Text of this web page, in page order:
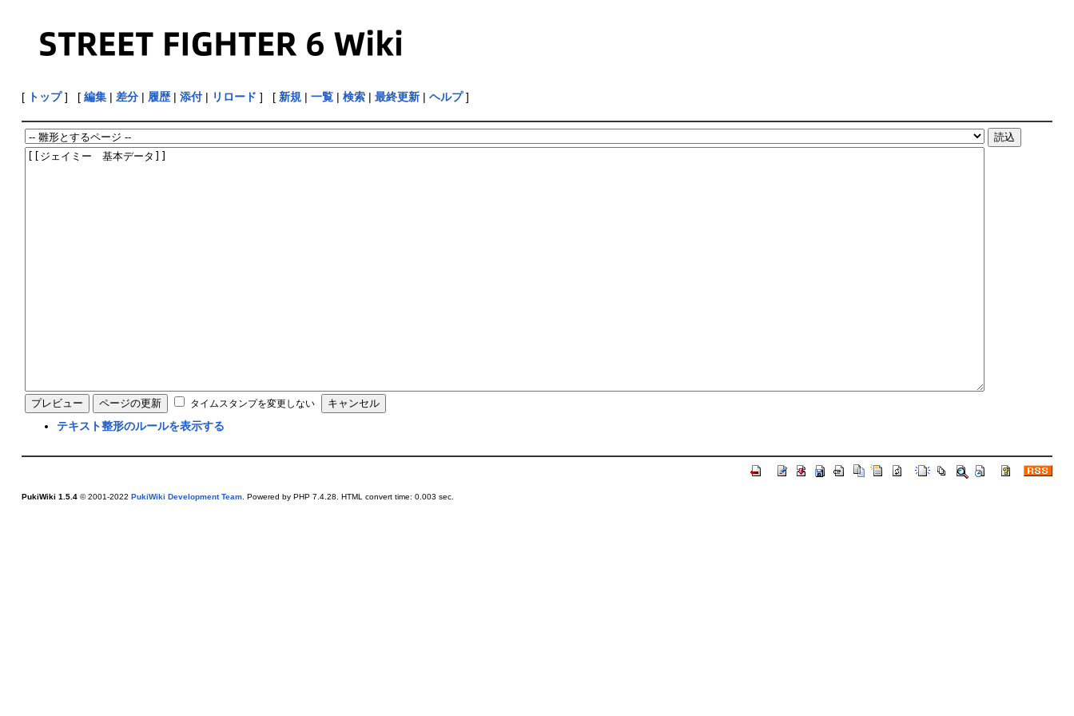
[ トップ] [ 編集| 差分| 履歴| 添付| リロード ] [ 新規| 一覧| 検索| 最終更新| ヘルプ]
タイムスタンプを変更しない
テキスト整形のルールを表示する
PukiWiki 1.5.4© 2001-2022 PukiWiki Development Team. Powered by PHP 7.4.28. HTML convert time: 0.003 sec.